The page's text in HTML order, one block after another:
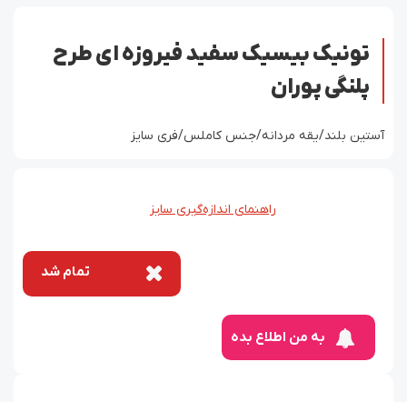
تونیک بیسیک سفید فیروزه ای طرح
پلنگی پوران
آستین بلند/یقه مردانه/جنس کاملس/فری سایز
راهنمای اندازه‌گیری سایز
تمام شد
به من اطلاع بده